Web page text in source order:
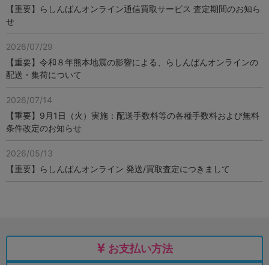
【重要】らしんばんオンライン通信買取サービス 査定期間のお知ら
せ
2026/07/29
【重要】令和８年熊本地震の影響による、らしんばんオンラインの
配送・集荷について
2026/07/14
【重要】9月1日（火）実施：配送手数料等の各種手数料および無料
条件改定のお知らせ
2026/05/13
【重要】らしんばんオンライン 発送/買取査定につきまして
お支払い方法